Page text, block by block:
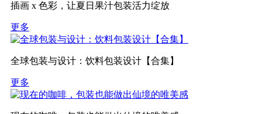
插画 x 色彩，让夏日果汁包装活力绽放
更多
全球包装与设计：饮料包装设计【合集】
更多